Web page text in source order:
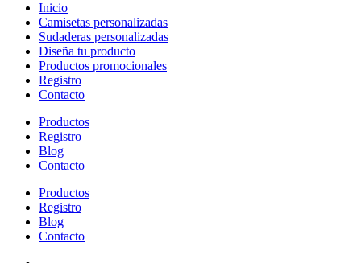
Inicio
Camisetas personalizadas
Sudaderas personalizadas
Diseña tu producto
Productos promocionales
Registro
Contacto
Productos
Registro
Blog
Contacto
Productos
Registro
Blog
Contacto